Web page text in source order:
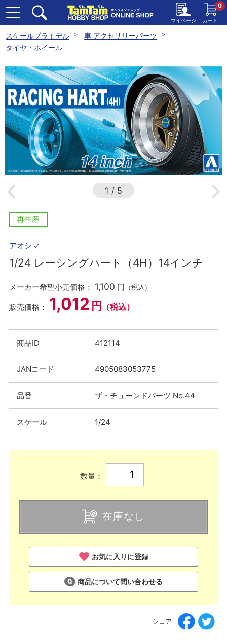
マイページ カート
0
スケールプラモデル
車 アクセサリーパーツ
タイヤ・ホイール
1 / 5
再生産
アオシマ
1/24 レーシングハート（4H）14インチ
メーカー希望小売価格： 1,100 円 （税込）
販売価格： 1,012 円 （税込）
商品ID 412114
JANコード 4905083053775
品番 ザ・チューンドパーツ No.44
スケール 1/24
数量：
在庫なし
お気に入りに登録
商品について問い合わせる
シェア